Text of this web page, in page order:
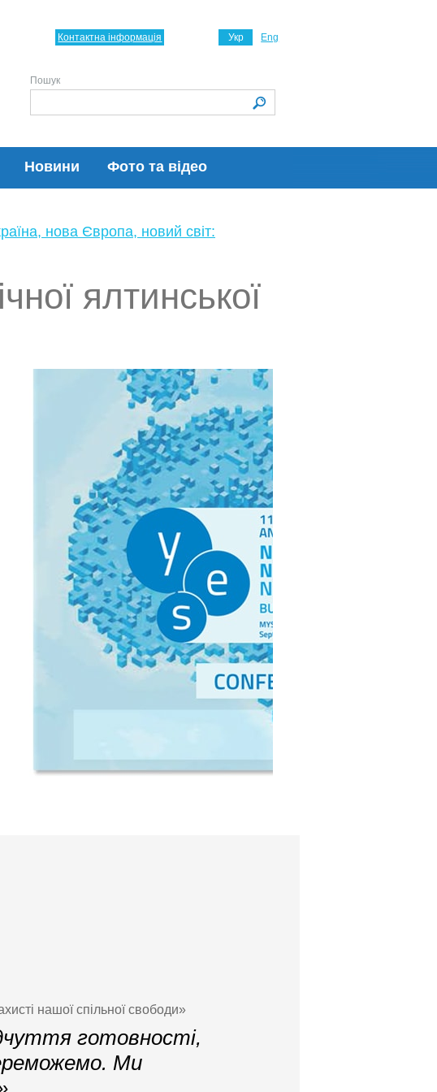
Новини Фото та відео
Укр Eng
Контактна інформація
Пошук
нова Європа, новий світ:
ялтинської
нашої спільної свободи»
готовності,
Ми